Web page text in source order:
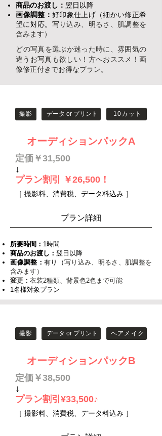
商品のお渡し： 翌日以降
画像調整： 好印象仕上げ（細かい修正希
望に対応。 写り込み、明るさ、肌調整を
含みます）
​どの写真を選ぶか迷った時に、雰囲気の
違うお写真も欲しい！方へおススメ！画
像修正付きでお得なプラン。
撮影 データ or プリント 10カット
オーディションパックA
定価￥31,500
↓
プラン割引 ￥26,500！
［ 撮影料、消費税、データ料込み ］
​プラン詳細
所要時間： 1時間
商品のお渡し： 翌日以降
画像調整： 有り（写り込み、明るさ、肌調整を
含みます）
変更： 衣装2種類、背景色2色まで可能
1名様対象プラン
撮影 データ or プリント ヘアメイク
オーディションパックB
定価￥38,500
↓
プラン割引¥33,500♪
［ 撮影料、消費税、データ料込み ］